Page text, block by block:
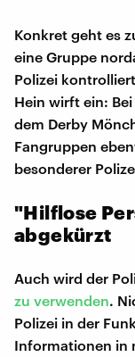
Konkret geht es
eine Gruppe
Polizei
Hein wirft ein:
dem Derby
Fangruppen
besonderer
"Hilflose
abgekürzt
Auch wird der
zu verwenden.
Polizei in der
Informationen in